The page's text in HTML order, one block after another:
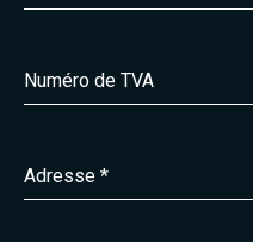
Numéro de TVA
Adresse *